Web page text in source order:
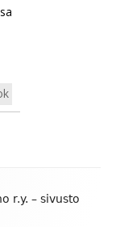
r.y. – sivusto